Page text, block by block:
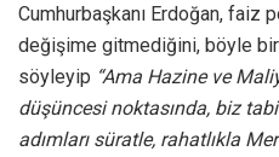
Cumhurbaşkanı Erdoğan, faiz
değişime gitmediğini, böyle bir
söyleyip “Ama Hazine ve
düşüncesi noktasında, biz
adımları süratle, rahatlıkla